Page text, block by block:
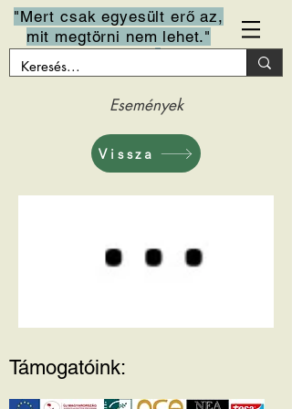
"Mert csak egyesült erő az,
mit megtörni nem lehet."
Események
Vissza
Támogatóink: